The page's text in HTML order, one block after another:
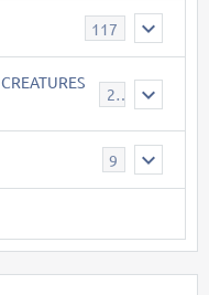
117
26
9